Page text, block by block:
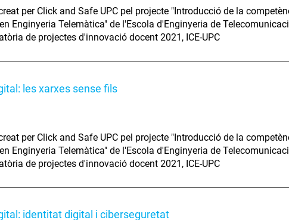
per Click and Safe UPC pel projecte "Introducció de la
Enginyeria Telemàtica" de l'Escola d'Enginyeria de
de projectes d'innovació docent 2021, ICE-UPC
les xarxes sense fils
per Click and Safe UPC pel projecte "Introducció de la
Enginyeria Telemàtica" de l'Escola d'Enginyeria de
de projectes d'innovació docent 2021, ICE-UPC
identitat digital i ciberseguretat